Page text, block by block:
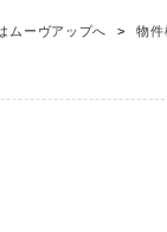
ムーヴアップへ 物件